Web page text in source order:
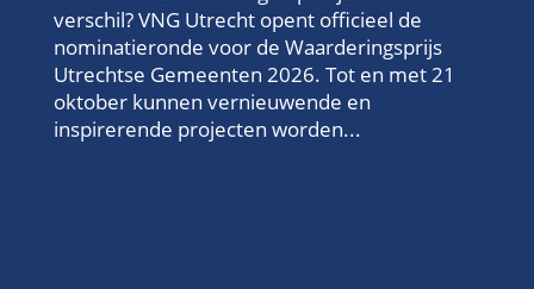
verschil? VNG Utrecht opent officieel de
nominatieronde voor de Waarderingsprijs
Utrechtse Gemeenten 2026. Tot en met 21
oktober kunnen vernieuwende en
inspirerende projecten worden...